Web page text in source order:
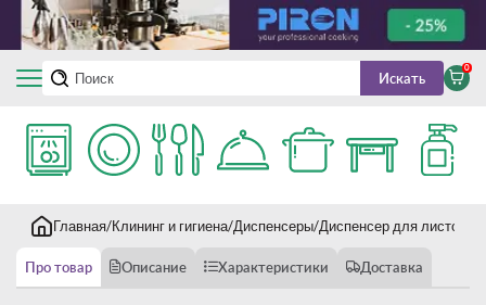
Искать
0
Главная Клининг и гигиена Диспенсеры Диспенсер для
Про товар Описание Характеристики Доставка